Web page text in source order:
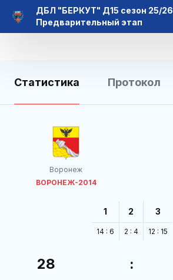
ДБЛ "БЕРКУТ" Д15 сезон 25/26
Предварительный этап
Статистика Протокол
Воронеж
ВОРОНЕЖ-2014
1
14 : 6
2
2 : 4
3
12 : 15
28 :